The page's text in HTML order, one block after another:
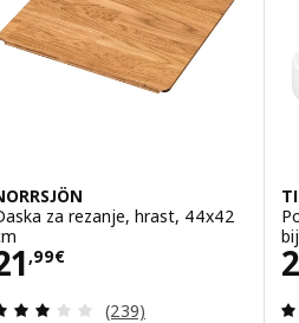
za rezanje, hrast, 44x42
,99€ 21,99€
Revizija: 3 od 5
(239)
2